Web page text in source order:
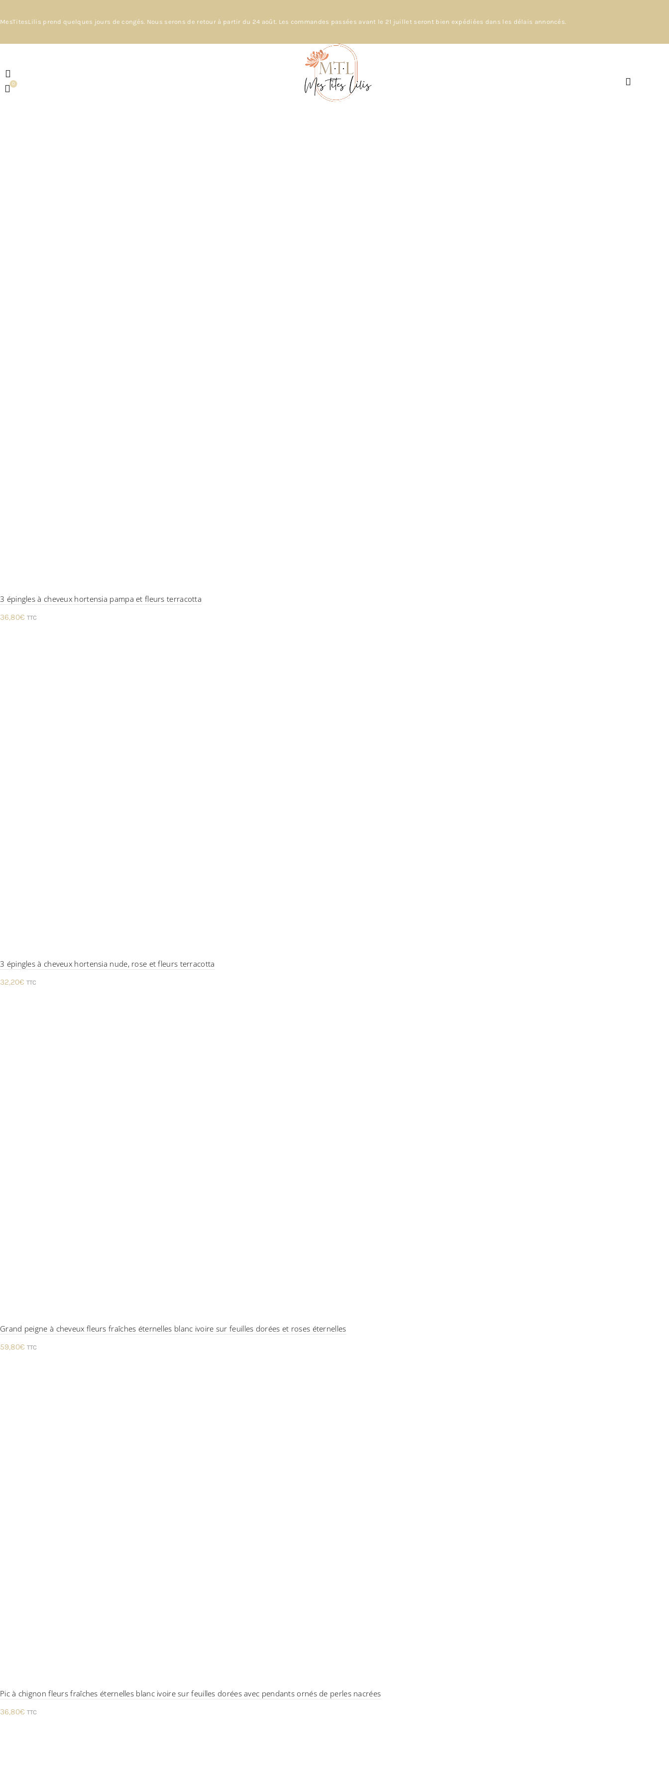
MesTitesLilis prend quelques jours de congés. Nous serons de retour à partir du 24 août. Les commandes passées avant le 21 juillet seront bien expédiées dans les délais annoncés.
0
3 épingles à cheveux hortensia pampa et fleurs terracotta
36,80€ TTC
3 épingles à cheveux hortensia nude, rose et fleurs terracotta
32,20€ TTC
Grand peigne à cheveux fleurs fraîches éternelles blanc ivoire sur feuilles dorées et roses éternelles
59,80€ TTC
Pic à chignon fleurs fraîches éternelles blanc ivoire sur feuilles dorées avec pendants ornés de perles nacrées
36,80€ TTC